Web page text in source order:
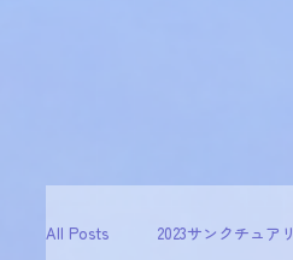
All Posts 2023サンクチュアリ